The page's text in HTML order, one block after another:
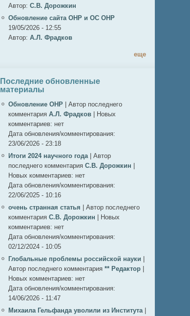
Автор: С.В. Дорожкин
Обновление сайта ОНР и ОС ОНР
19/05/2026 - 12:55
Автор: А.Л. Фрадков
еще
Последние обновленные
материалы
Обновление ОНР
Автор последнего
комментария А.Л. Фрадков
Новых
комментариев: нет
Дата обновления/комментирования:
23/06/2026 - 23:18
Итоги 2024 научного года
Автор
последнего комментария С.В. Дорожкин
Новых комментариев: нет
Дата обновления/комментирования:
22/06/2025 - 10:16
очень странная статья
Автор последнего
комментария С.В. Дорожкин
Новых
комментариев: нет
Дата обновления/комментирования:
02/12/2024 - 10:05
Глобальные проблемы российской науки
Автор последнего комментария ** Редактор
Новых комментариев: нет
Дата обновления/комментирования:
14/06/2026 - 11:47
Михаила Гельфанда уволили из Института